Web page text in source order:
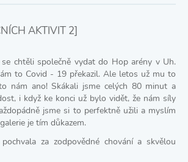
AKTIVIT 2]
chtěli společně vydat do Hop arény v Uh.
to Covid - 19 překazil. Ale letos už mu to
nám ano! Skákali jsme celých 80 minut a
i když ke konci už bylo vidět, že nám síly
jsme si to perfektně užili a myslím
je tím důkazem.
za zodpovědné chování a skvělou